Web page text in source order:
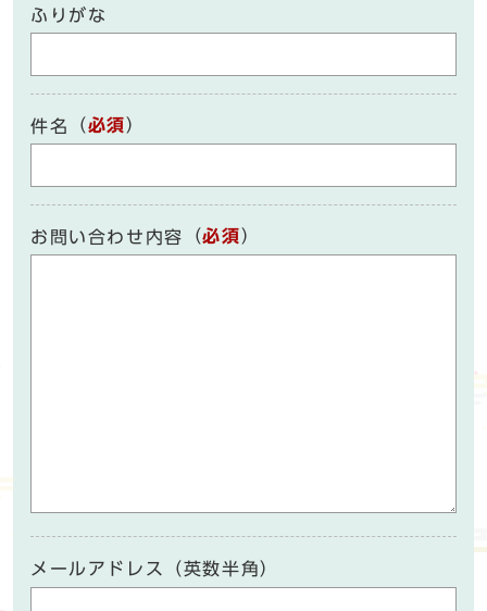
ふりがな
件名 （必須）
お問い合わせ内容 （必須）
メールアドレス（英数半角）